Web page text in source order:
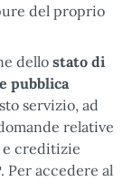
del proprio
dello stato di
pubblica
servizio, ad
relative
e creditizie
Per accedere al